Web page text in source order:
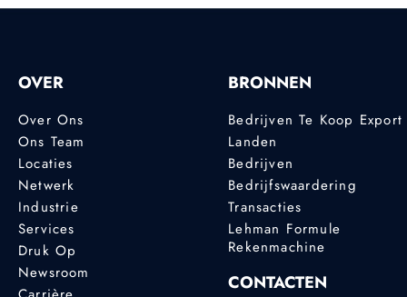
OVER
Over Ons
Ons Team
Locaties
Netwerk
Industrie
Services
Druk Op
Newsroom
BRONNEN
Bedrijven Te Koop Export
Landen
Bedrijven
Bedrijfswaardering
Transacties
Lehman Formule
Rekenmachine
CONTACTEN